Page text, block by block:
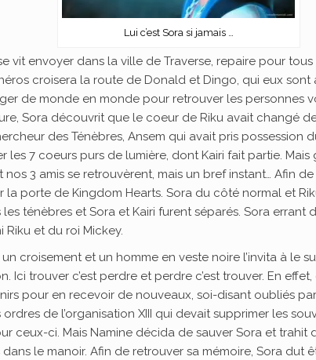
Lui c’est Sora si jamais …
vit envoyer dans la ville de Traverse, repaire pour
croisera la route de Donald et Dingo, qui eux sont
de monde en monde pour retrouver les personnes
Sora découvrit que le coeur de Riku avait changé
des Ténèbres, Ansem qui avait pris possession
les 7 coeurs purs de lumière, dont Kairi fait partie.
nos 3 amis se retrouvèrent, mais un bref instant… Afin
la porte de Kingdom Hearts. Sora du côté normal et
ténèbres et Sora et Kairi furent séparés. Sora
et du roi Mickey.
croisement et un homme en veste noire l’invita à le
Ici trouver c’est perdre et perdre c’est trouver. En
pour en recevoir de nouveaux, soi-disant oubliés
de l’organisation XIII qui devait supprimer les
ceux-ci. Mais Namine décida de sauver Sora et trahit
dans le manoir. Afin de retrouver sa mémoire, Sora dut